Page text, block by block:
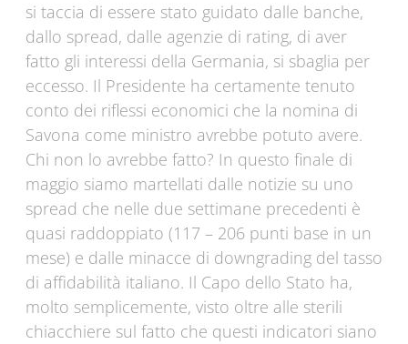
si taccia di essere stato guidato dalle banche,
dallo spread, dalle agenzie di rating, di aver
fatto gli interessi della Germania, si sbaglia per
eccesso. Il Presidente ha certamente tenuto
conto dei riflessi economici che la nomina di
Savona come ministro avrebbe potuto avere.
Chi non lo avrebbe fatto? In questo finale di
maggio siamo martellati dalle notizie su uno
spread che nelle due settimane precedenti è
quasi raddoppiato (117 – 206 punti base in un
mese) e dalle minacce di downgrading del tasso
di affidabilità italiano. Il Capo dello Stato ha,
molto semplicemente, visto oltre alle sterili
chiacchiere sul fatto che questi indicatori siano